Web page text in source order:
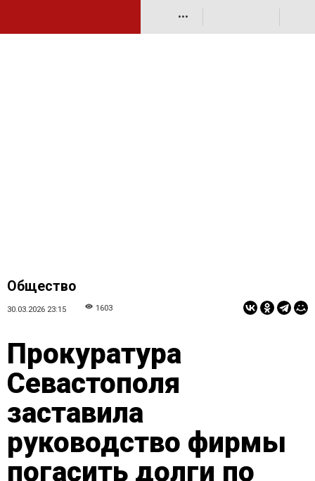
•••
Общество
30.03.2026 23:15 1603
Прокуратура
Севастополя
заставила
руководство фирмы
погасить долги по